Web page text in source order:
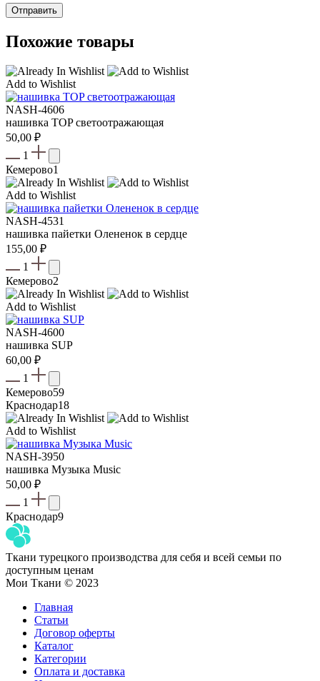
Похожие товары
Add to Wishlist
NASH-4606
нашивка TOP светоотражающая
50,00 ₽
1
Кемерово1
Add to Wishlist
NASH-4531
нашивка пайетки Олененок в сердце
155,00 ₽
1
Кемерово2
Add to Wishlist
NASH-4600
нашивка SUP
60,00 ₽
1
Кемерово59
Краснодар18
Add to Wishlist
NASH-3950
нашивка Музыка Music
50,00 ₽
1
Краснодар9
Ткани турецкого производства для себя и всей семьи по
доступным ценам
Мои Ткани © 2023
Главная
Статьи
Договор оферты
Каталог
Категории
Оплата и доставка